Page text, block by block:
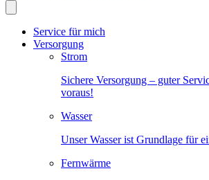
Service für mich
Versorgung
Strom
Sichere Versorgung – guter
voraus!
Wasser
Unser Wasser ist Grundlage für
Fernwärme